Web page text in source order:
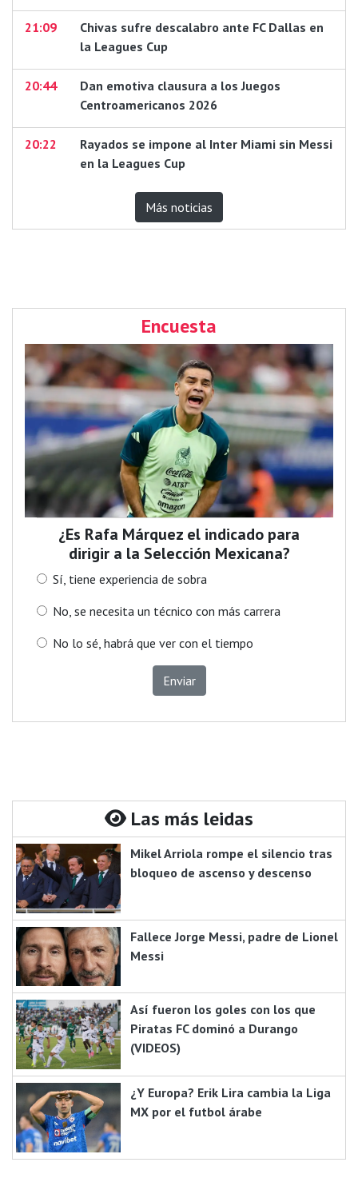
21:09
Chivas sufre descalabro ante FC Dallas en
la Leagues Cup
20:44
Dan emotiva clausura a los Juegos
Centroamericanos 2026
20:22
Rayados se impone al Inter Miami sin Messi
en la Leagues Cup
Más noticias
Encuesta
¿Es Rafa Márquez el indicado para
dirigir a la Selección Mexicana?
Sí, tiene experiencia de sobra
No, se necesita un técnico con más carrera
No lo sé, habrá que ver con el tiempo
Enviar
Las más leidas
Mikel Arriola rompe el silencio tras
bloqueo de ascenso y descenso
Fallece Jorge Messi, padre de Lionel
Messi
Así fueron los goles con los que
Piratas FC dominó a Durango
(VIDEOS)
¿Y Europa? Erik Lira cambia la Liga
MX por el futbol árabe